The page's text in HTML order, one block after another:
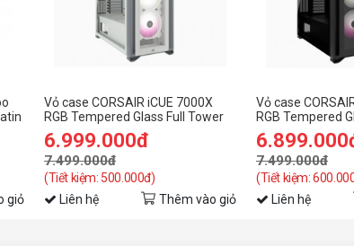
giỏ
Vỏ case CORSAIR iCUE 7000X
RGB Tempered Glass Full Tower
ATX - White
6.999.000đ
7.499.000đ
(Tiết kiệm: 500.000đ)
Liên hệ Thêm vào giỏ
Vỏ case
RGB Tempered
ATX - Black
7.499.000đ
(Tiết kiệm:
Liên hệ